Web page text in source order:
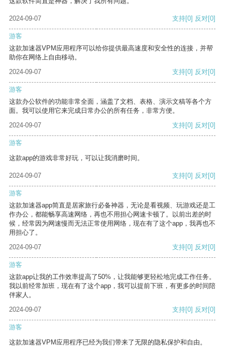
2024-09-07 支持[0] 反对[0]
游客
这款加速器VPM应用程序可以给你提供最高速度和安全性的连接，并帮
助你在网络上自由移动。
2024-09-07
支持[0] 反对[0]
游客
这款办公软件的功能非常全面，涵盖了文档、表格、演示文稿等各个方
面。我可以使用它来完成日常办公的所有任务，非常方便。
2024-09-07
支持[0] 反对[0]
游客
这款app的游戏非常好玩，可以让我消磨时间。
2024-09-07 支持[0] 反对[0]
游客
这款加速器app简直是居家旅行必备神器，无论是看视频、玩游戏还是工
作办公，都能畅享高速网络，再也不用担心网速卡顿了。以前出差的时
候，经常因为网速慢而无法正常使用网络，现在有了这个app，我再也不
用担心了。
2024-09-07
支持[0] 反对[0]
游客
这款app让我的工作效率提高了50%，让我能够更轻松地完成工作任务。
我以前经常加班，现在有了这个app，我可以提前下班，有更多的时间陪
伴家人。
2024-09-07
支持[0] 反对[0]
游客
这款加速器VPM应用程序已经为我们带来了无限的隐私保护和自由。